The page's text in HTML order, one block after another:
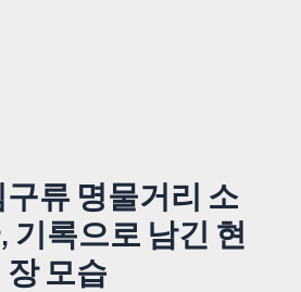
류 명물거리 소
기록으로 남긴 현
장 모습